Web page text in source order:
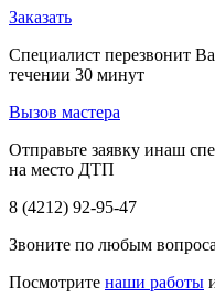
Заказать
Специалист перезвонит
течении 30 минут
Вызов мастера
Отправьте заявку инаш
на место ДТП
8 (4212) 92-95-47
Звоните по любым
Посмотрите наши работы